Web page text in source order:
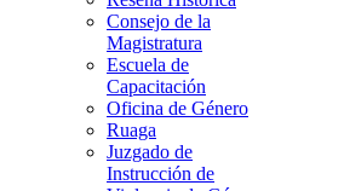
Consejo de la
Magistratura
Escuela de
Capacitación
Oficina de Género
Ruaga
Juzgado de
Instrucción de